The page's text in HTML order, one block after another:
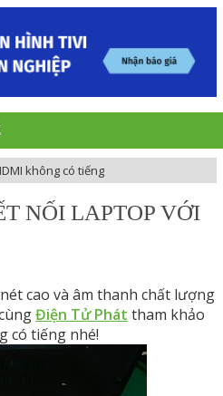
không có tiếng
NỐI LAPTOP VỚI
cao và âm thanh chất lượng
Điện Tử Phát tham khảo
có tiếng nhé!